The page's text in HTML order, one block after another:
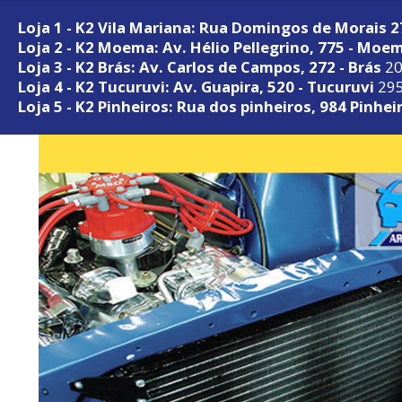
Loja 1 - K2 Vila Mariana: Rua Domingos de Morais
Loja 2 - K2 Moema: Av. Hélio Pellegrino, 775 -
Loja 3 - K2 Brás: Av. Carlos de Campos, 272 - Brás
Loja 4 - K2 Tucuruvi: Av. Guapira, 520 - Tucuruvi
Loja 5 - K2 Pinheiros: Rua dos pinheiros, 984